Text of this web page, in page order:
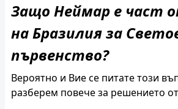
Защо Неймар е част
на Бразилия за
първенство?
Вероятно и Вие се питате този
разберем повече за решението